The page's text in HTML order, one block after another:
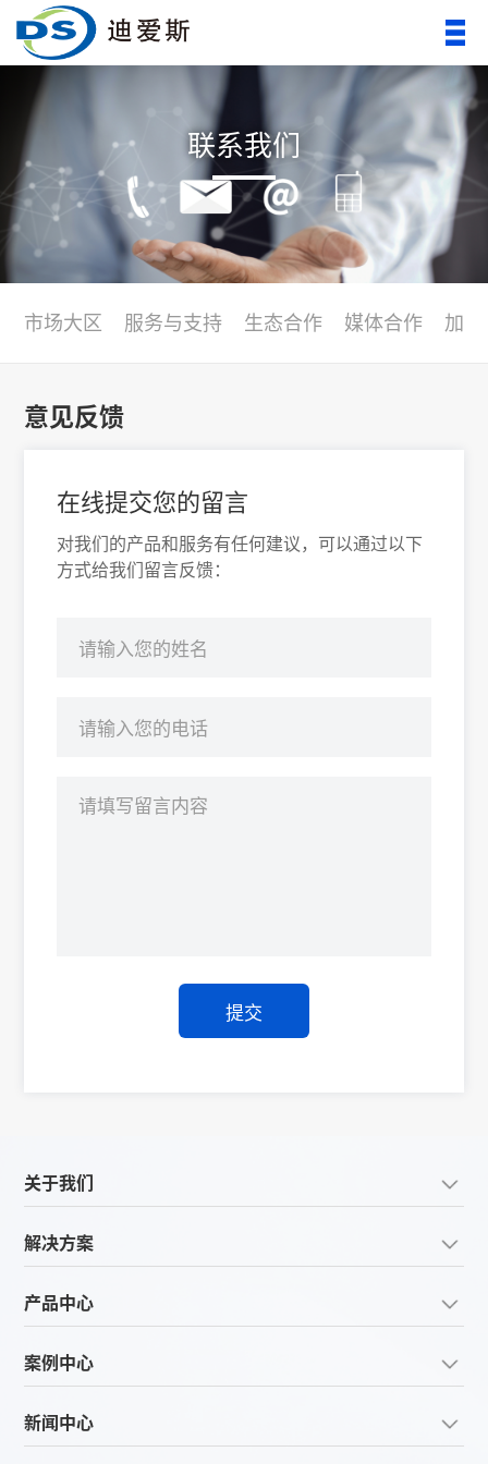
联系我们
市场大区 服务与支持 生态合作 媒体合作 加
意见反馈
在线提交您的留言
对我们的产品和服务有任何建议，可以通过以下
方式给我们留言反馈：
提交
关于我们
解决方案
产品中心
案例中心
新闻中心